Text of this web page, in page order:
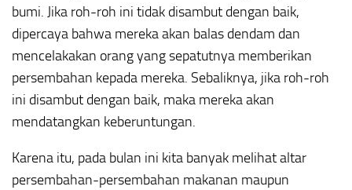
bumi. Jika roh-roh ini tidak disambut dengan baik,
dipercaya bahwa mereka akan balas dendam dan
mencelakakan orang yang sepatutnya memberikan
persembahan kepada mereka. Sebaliknya, jika roh-roh
ini disambut dengan baik, maka mereka akan
mendatangkan keberuntungan.
Karena itu, pada bulan ini kita banyak melihat altar
persembahan-persembahan makanan maupun